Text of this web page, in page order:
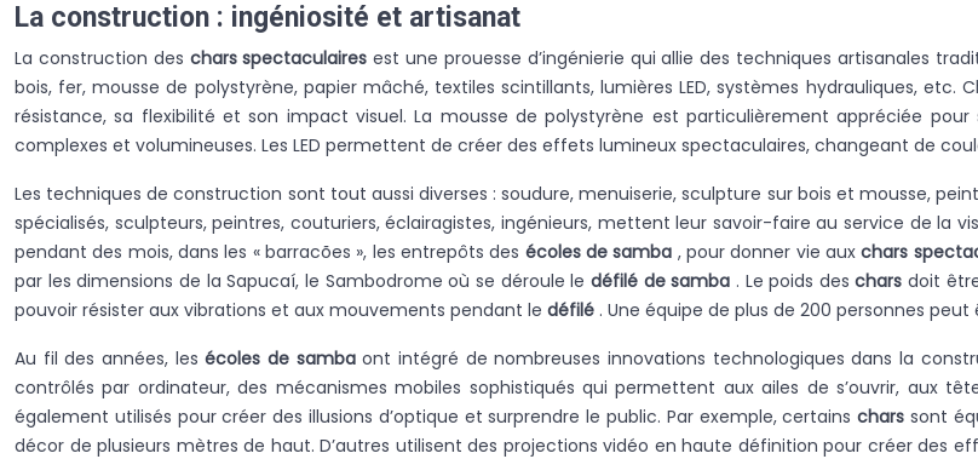
La construction : ingéniosité et artisanat
La construction des chars spectaculairesest une prouesse d’ingénierie qui allie des techniques artisanales
bois, fer, mousse de polystyrène, papier mâché, textiles scintillants, lumières LED, systèmes hydrauliques,
résistance, sa flexibilité et son impact visuel. La mousse de polystyrène est particulièrement appréciée
complexes et volumineuses. Les LED permettent de créer des effets lumineux spectaculaires, changeant de
Les techniques de construction sont tout aussi diverses : soudure, menuiserie, sculpture sur bois et mousse,
spécialisés, sculpteurs, peintres, couturiers, éclairagistes, ingénieurs, mettent leur savoir-faire au service de la
pendant des mois, dans les « barracões », les entrepôts des écoles de samba , pour donner vie auxchars
par les dimensions de la Sapucaí, le Sambodrome où se déroule le défilé de samba . Le poids descharsdoit
pouvoir résister aux vibrations et aux mouvements pendant le défilé . Une équipe de plus de 200 personnes
Au fil des années, lesécoles de sambaont intégré de nombreuses innovations technologiques dans la
contrôlés par ordinateur, des mécanismes mobiles sophistiqués qui permettent aux ailes de s’ouvrir, aux
également utilisés pour créer des illusions d’optique et surprendre le public. Par exemple, certainscharssont
décor de plusieurs mètres de haut. D’autres utilisent des projections vidéo en haute définition pour créer des